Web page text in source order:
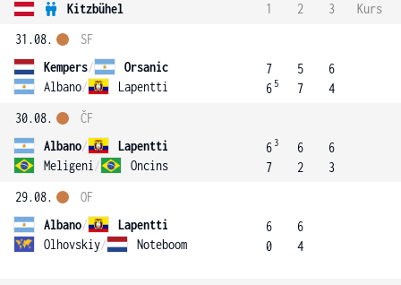
Kitzbühel 1 2 3
Kurs
31.08.
Kempers/
Orsanic
Albano/ Lapentti
SF
7
6 5
5
7
6
4
30.08.
Albano/
Lapentti
Meligeni / Oncins
ČF
6 3
7
6
2
6
3
29.08.
Albano/
Lapentti
Olhovskiy/ Noteboom
OF
6
0
6
4